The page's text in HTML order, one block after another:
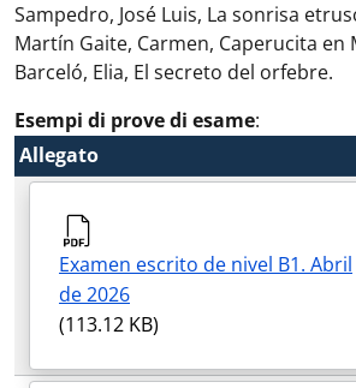
Sampedro, José Luis, La sonrisa
Martín Gaite, Carmen, Caperucita en
Barceló, Elia, El secreto del orfebre.
Esempi di prove di esame:
Allegato
Examen escrito de nivel B1. Abril
de 2026
(113.12 KB)